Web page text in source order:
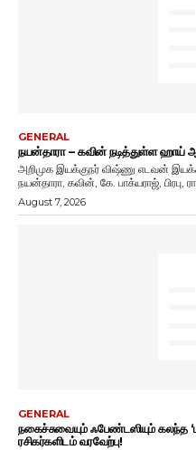
GENERAL
நயன்தாரா – கவின் நடித்துள்ள
அறிமுக இயக்குநர் விஷ்ணு எடவன்
நயன்தாரா, கவின், கே. பாக்யராஜ், பிரபு,
August 7, 2026
GENERAL
நகைச்சுவையும் ஃபேண்டஸியும் கலந்த
ரசிகர்களிடம் வரவேற்பு!